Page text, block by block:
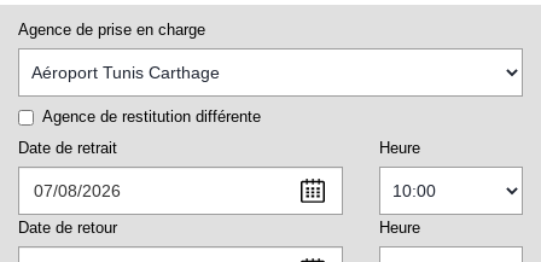
Agence de prise en charge
Agence de restitution différente
Date de retrait
Heure
Date de retour Heure